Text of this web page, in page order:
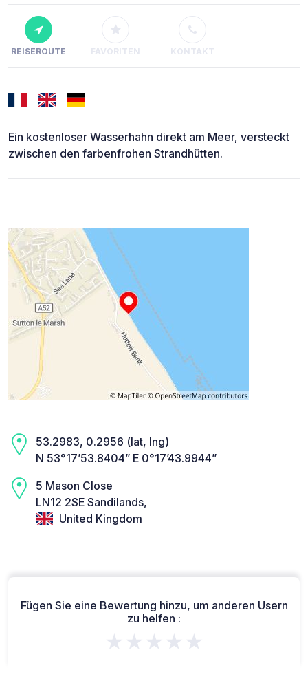
REISEROUTE FAVORITEN KONTAKT
Ein kostenloser Wasserhahn direkt am Meer, versteckt
zwischen den farbenfrohen Strandhütten.
53.2983, 0.2956 (lat, lng)
N 53°17’53.8404” E 0°17’43.9944”
5 Mason Close
LN12 2SE Sandilands,
United Kingdom
Fügen Sie eine Bewertung hinzu, um anderen Usern
zu helfen :
★★★★★